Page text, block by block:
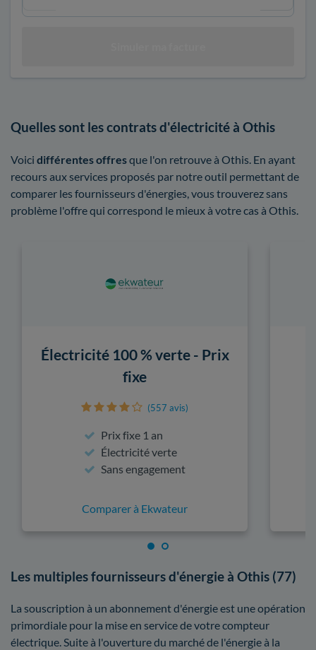
Quelles sont les contrats d'électricité à Othis
Voici différentes offresque l'on retrouve à Othis. En ayant
recours aux services proposés par notre outil permettant de
comparer les fournisseurs d'énergies, vous trouverez sans
problème l'offre qui correspond le mieux à votre cas à Othis.
Électricité 100 % verte - Prix
fixe
(557 avis)
Prix fixe 1 an
Électricité verte
Sans engagement
Comparer à Ekwateur
Les multiples fournisseurs d'énergie à Othis (77)
La souscription à un abonnement d'énergie est une opération
primordiale pour la mise en service de votre compteur
électrique. Suite à l'ouverture du marché de l'énergie à la